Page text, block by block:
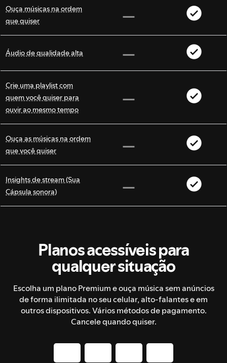
Ouça músicas na ordem
que quiser
Áudio de qualidade alta
Crie uma playlist com
quem você quiser para
ouvir ao mesmo tempo
Ouça as músicas na ordem
que você quiser
Insights de stream (Sua
Cápsula sonora)
Planos acessíveis para
qualquer situação
Escolha um plano Premium e ouça música sem anúncios
de forma ilimitada no seu celular, alto-falantes e em
outros dispositivos. Vários métodos de pagamento.
Cancele quando quiser.